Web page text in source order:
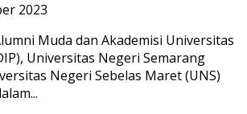
2023
Muda dan Akademisi Universitas
Universitas Negeri Semarang
Negeri Sebelas Maret (UNS)